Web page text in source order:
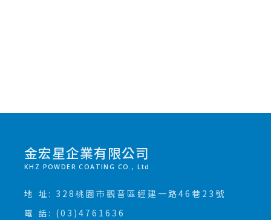
金宏星企業有限公司
KHZ POWDER COATING CO., Ltd
地 址: 328桃園市觀音區經建一路46巷23號
電 話: (03)4761636